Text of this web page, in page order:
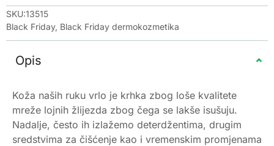
SKU:13515
Black Friday, Black Friday dermokozmetika
Opis
Koža naših ruku vrlo je krhka zbog loše kvalitete
mreže lojnih žlijezda zbog čega se lakše isušuju.
Nadalje, često ih izlažemo deterdžentima, drugim
sredstvima za čišćenje kao i vremenskim promjenama